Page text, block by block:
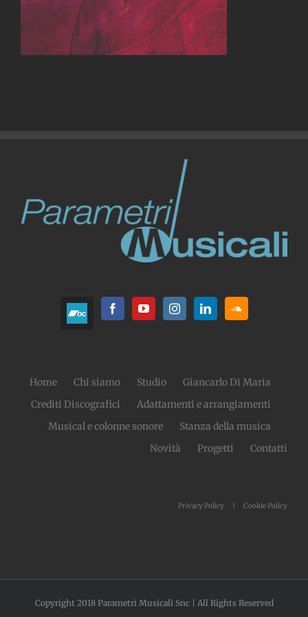
Home Chi siamo Studio
Giancarlo Di Maria
Crediti Discografici
Adattamenti e arrangiamenti
Musical e colonne sonore
Stanza della musica
Novità
Progetti Contatti
Privacy Policy Cookie Policy
Copyright 2018 Parametri Musicali Snc | All Rights Reserved